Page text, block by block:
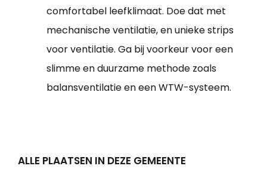
comfortabel leefklimaat. Doe dat met
mechanische ventilatie, en unieke strips
voor ventilatie. Ga bij voorkeur voor een
slimme en duurzame methode zoals
balansventilatie en een WTW-systeem.
ALLE PLAATSEN IN DEZE GEMEENTE